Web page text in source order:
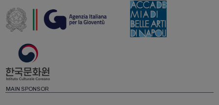
MAIN SPONSOR